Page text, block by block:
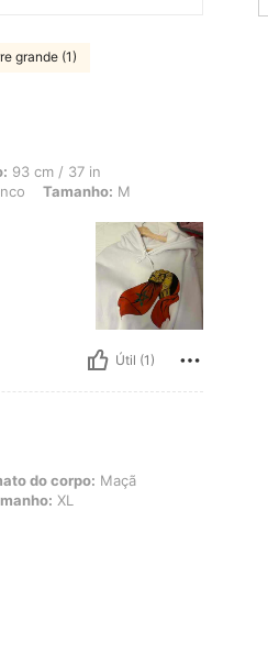
grande (1)
58 cm / 23 in, Ancas: 82 cm / 32 in,
93 cm / 37 in
Tamanho: M
Útil (1)
Ancas: 106 cm / 42 in, Cintura: 76 cm /
do corpo: Maçã
XL